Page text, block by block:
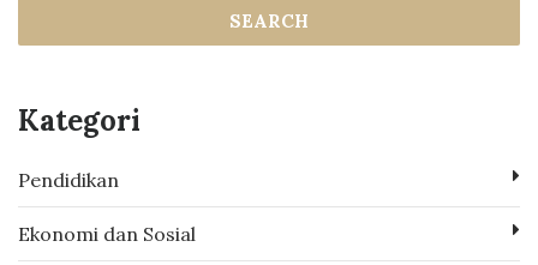
SEARCH
Kategori
Pendidikan
Ekonomi dan Sosial